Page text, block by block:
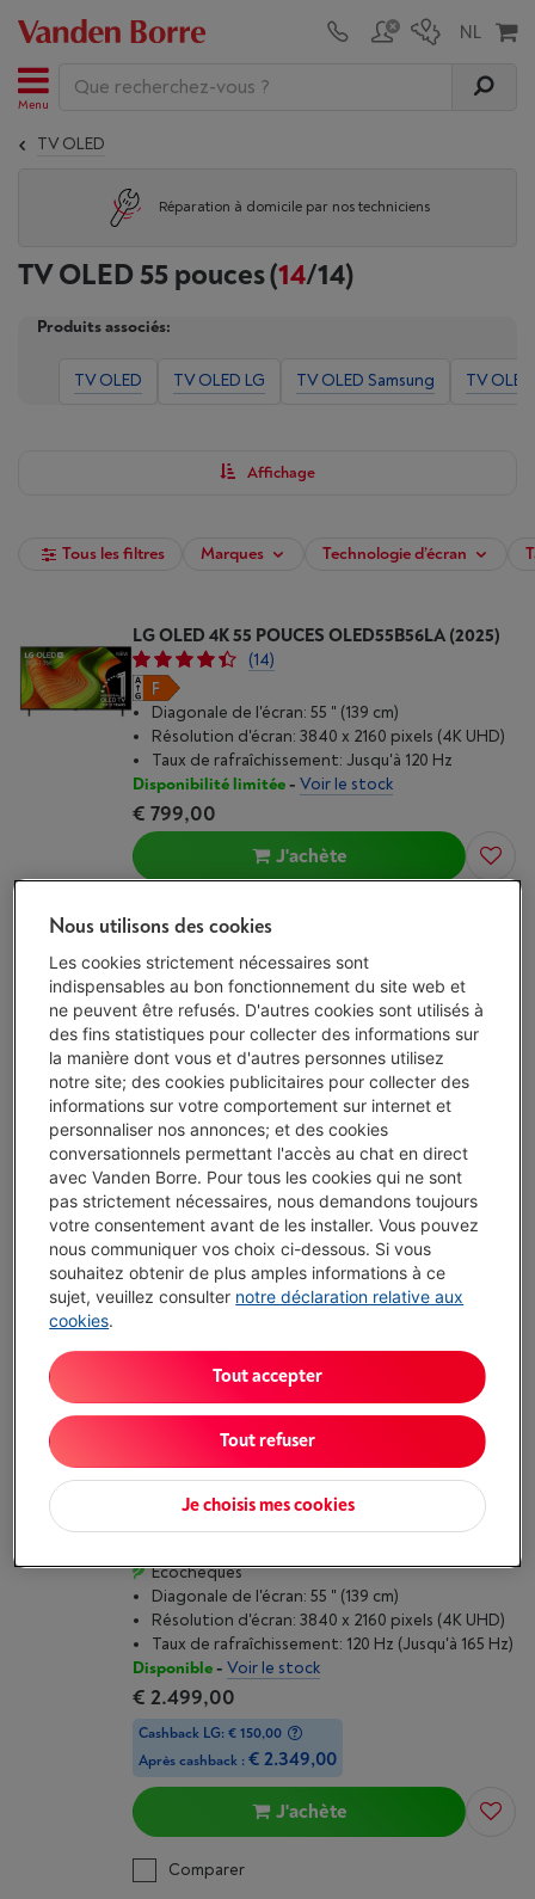
Menu
TV OLED
Réparation à domicile par nos techniciens
TV OLED 55 pouces(14/14)
Produits associés:
TV OLED TV OLED LG TV OLED Samsung TV
Affichage
Tous les filtres Marques Technologie d’écran
LG OLED 4K 55 POUCES OLED55B56LA (2025)
(14)
Diagonale de l'écran: 55 " (139 cm)
Résolution d'écran: 3840 x 2160 pixels (4K UHD)
Taux de rafraîchissement: Jusqu'à 120 Hz
Disponibilité limitée- Voir le stock
€ 799,00
J'achète
Comparer
LG C6 OLED EVO 4K 55 POUCES OLED55C69LB
(2026)
(6)
Diagonale de l'écran: 55 " (139 cm)
Résolution d'écran: 3840 x 2160 pixels (4K UHD)
Taux de rafraîchissement: 120 Hz (Jusqu'à 165 Hz)
Disponible-Voir le stock
€ 1.899,00
Cashback LG: € 100,00
Après cashback :€ 1.799,00
Comparer
LG G6 OLED EVO 4K 55 POUCES OLED55G69LS
Écochèques
Diagonale de l'écran: 55 " (139 cm)
Résolution d'écran: 3840 x 2160 pixels (4K UHD)
Taux de rafraîchissement: 120 Hz (Jusqu'à 165 Hz)
Disponible- Voir le stock
€ 2.499,00
Cashback LG: € 150,00
Après cashback : € 2.349,00
J'achète
Comparer
Nous utilisons des cookies
Les cookies strictement nécessaires sont
indispensables au bon fonctionnement du site web et
ne peuvent être refusés. D'autres cookies sont utilisés à
des fins statistiques pour collecter des informations sur
la manière dont vous et d'autres personnes utilisez
notre site; des cookies publicitaires pour collecter des
informations sur votre comportement sur internet et
personnaliser nos annonces; et des cookies
conversationnels permettant l'accès au chat en direct
avec Vanden Borre. Pour tous les cookies qui ne sont
pas strictement nécessaires, nous demandons toujours
votre consentement avant de les installer. Vous pouvez
nous communiquer vos choix ci-dessous. Si vous
souhaitez obtenir de plus amples informations à ce
sujet, veuillez consulter notre déclaration relative aux
cookies.
Je choisis mes cookies
Tout refuser
Tout accepter